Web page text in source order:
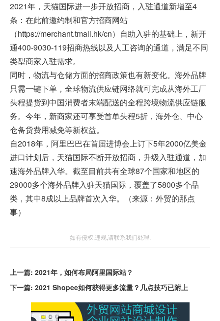
2021年，天猫国际进一步开放招商，入驻通道新增至4
条：在此前邀约制和官方招商网站
（https://merchant.tmall.hk/cn）自助入驻的基础上，新开
通400-9030-119招商热线以及人工咨询的通道，满足不同
类型商家入驻需求。
同时，物流与仓储方面的招商政策也有新变化。海外品牌
只需一键下单，全球物流供应链网络就可完成从海外工厂
头程提货到中国消费者末端配送的全程跨境物流供应链服
务。今年，新商家还可享受首单头程5折，海外仓、中心
仓备货费用减免等新权益。
自2018年，阿里巴巴在首届进博会上订下5年2000亿美金
进口计划后，天猫国际不断开放招商，升级入驻通道，加
速海外品牌入华。截至目前共有全球87个国家和地区的
29000多个海外品牌入驻天猫国际，覆盖了5800多个品
类，其中8成以上品牌首次入华。（来源：外贸的那点
事）
如有侵权,违规,请联系我们处理.
上一篇: 2021年，如何布局阿里国际站？
下一篇: 2021 Shopee如何获得更多流量？几点技巧已附上